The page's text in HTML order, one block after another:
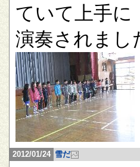
ていて上手に
演奏されまし
2012/01/24 雪だ